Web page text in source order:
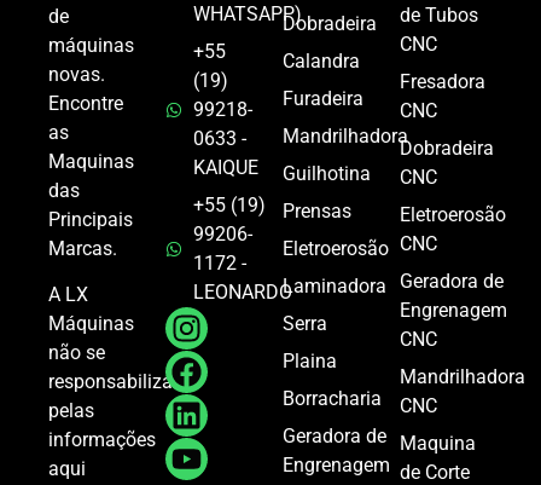
de
máquinas
novas.
Encontre
as
Maquinas
das
Principais
Marcas.
A LX
Máquinas
não se
responsabiliza
pelas
informações
aqui
WHATSAPP)
+55
(19)
99218-
0633 -
KAIQUE
+55 (19)
99206-
1172 -
LEONARDO
Dobradeira
Calandra
Furadeira
Mandrilhadora
Guilhotina
Prensas
Eletroerosão
Laminadora
Serra
Plaina
Borracharia
Geradora de
Engrenagem
de Tubos
CNC
Fresadora
CNC
Dobradeira
CNC
Eletroerosão
CNC
Geradora de
Engrenagem
CNC
Mandrilhadora
CNC
Maquina
de Corte